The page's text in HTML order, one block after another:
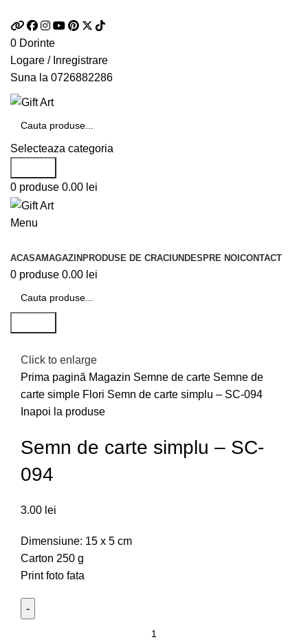
0 Dorinte
Logare / Inregistrare
Suna la 0726882286
Selecteaza categoria
0 produse 0.00 lei
Menu
ACASAMAGAZINPRODUSE DE CRACIUNDESPRE NOICONTACT
0 produse 0.00 lei
Click to enlarge
Prima pagină Magazin Semne de carte Semne de
carte simple Flori Semn de carte simplu – SC-094
Inapoi la produse
Semn de carte simplu – SC-
094
3.00 lei
Dimensiune: 15 x 5 cm
Carton 250 g
Print foto fata